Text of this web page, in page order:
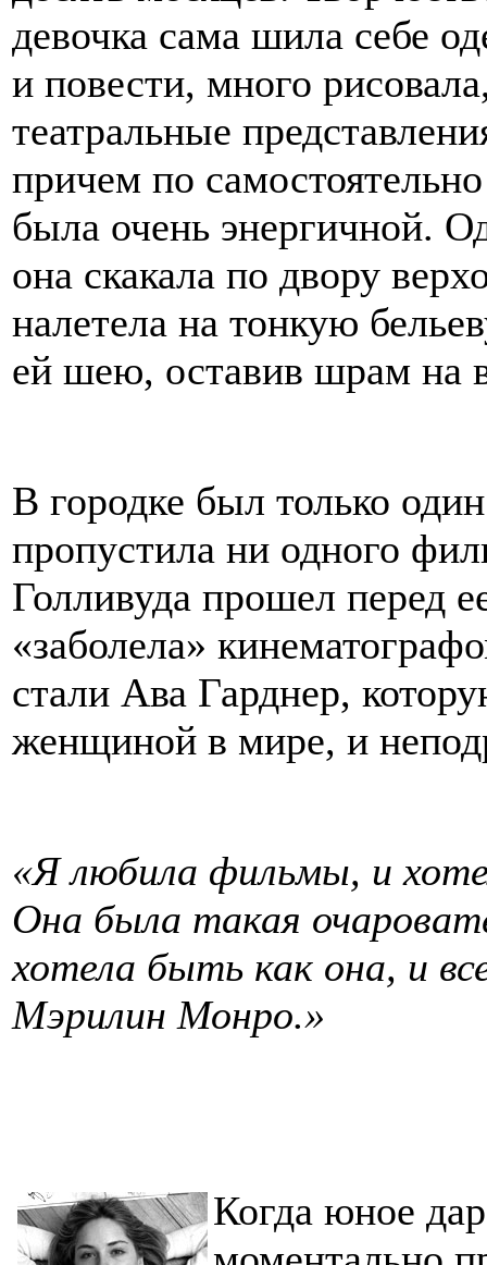
девочка сама шила себе
и повести, много
театральные
причем по
была очень энергичной.
она скакала по двору
налетела на тонкую
ей шею, оставив шрам на
В городке был только
пропустила ни одного
Голливуда прошел перед
«заболела»
стали Ава Гарднер,
женщиной в мире, и
«Я любила фильмы, и
Она была такая
хотела быть как она, и
Мэрилин Монро.»
Когда юное